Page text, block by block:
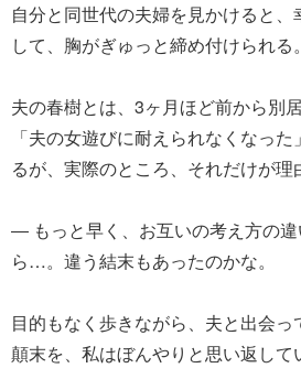
自分と同世代の夫婦を見かけると
して、胸がぎゅっと締め付けられる。
夫の春樹とは、3ヶ月ほど前から別
「夫の女遊びに耐えられなくなっ
るが、実際のところ、それだけが理
― もっと早く、お互いの考え方の
ら…。違う結末もあったのかな。
目的もなく歩きながら、夫と出会
顛末を、私はぼんやりと思い返して